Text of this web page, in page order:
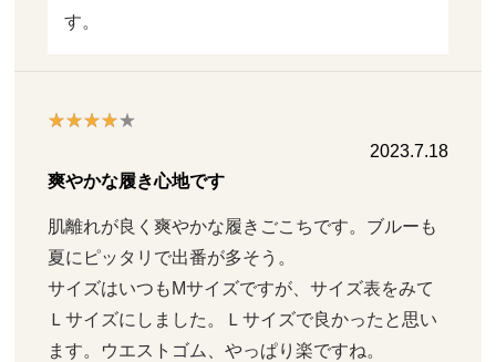
す。
2023.7.18
爽やかな履き心地です
肌離れが良く爽やかな履きごこちです。ブルーも
夏にピッタリで出番が多そう。
サイズはいつもМサイズですが、サイズ表をみて
Ｌサイズにしました。Ｌサイズで良かったと思い
ます。ウエストゴム、やっぱり楽ですね。